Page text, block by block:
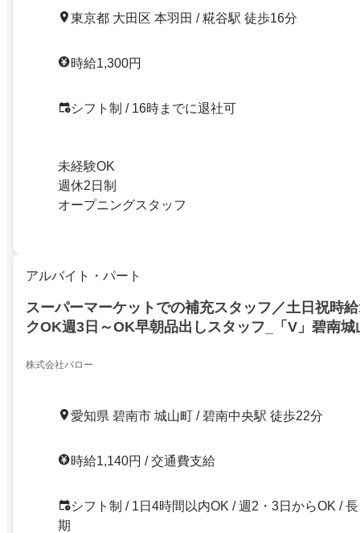
東京都 大田区 本羽田 / 糀谷駅 徒歩16分
時給1,300円
シフト制 / 16時までに退社可
未経験OK
週休2日制
オープニングスタッフ
アルバイト・パート
スーパーマーケットでの補充スタッフ／土日祝時
クOK週3日～OK早朝品出しスタッフ_「V」碧南城
株式会社バロー
愛知県 碧南市 城山町 / 碧南中央駅 徒歩22分
時給1,140円 / 交通費支給
シフト制 / 1日4時間以内OK / 週2・3日からOK / 長
期